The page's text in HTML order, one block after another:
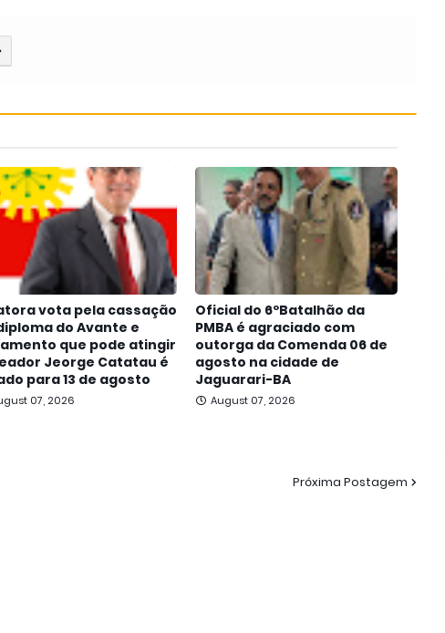
vota pela cassação
do Avante e
que pode atingir
Jeorge Catatau é
para 13 de agosto
07, 2026
Oficial do 6ºBatalhão da
PMBA é agraciado com
outorga da Comenda 06 de
agosto na cidade de
Jaguarari-BA
August 07, 2026
Próxima Postagem